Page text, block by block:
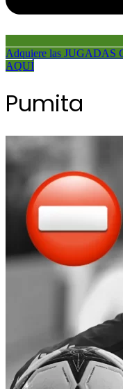
Adquiere las
AQUÍ
Pumita